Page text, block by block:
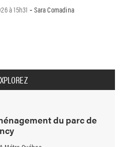
à 15h31 -Sara Comadina
du parc de